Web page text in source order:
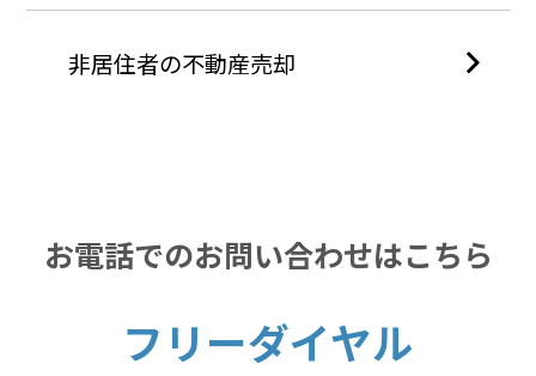
非居住者の不動産売却
お電話でのお問い合わせはこちら
フリーダイヤル